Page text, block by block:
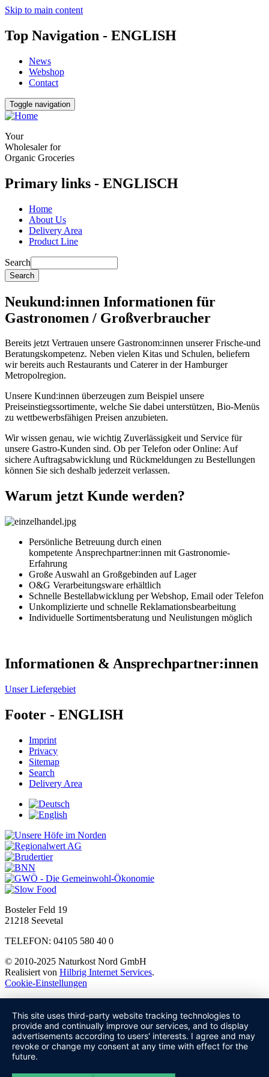
Skip to main content
Top Navigation - ENGLISH
News
Webshop
Contact
Toggle navigation
Your
Wholesaler for
Organic Groceries
Primary links - ENGLISCH
Home
About Us
Delivery Area
Product Line
Search
Neukund:innen Informationen für
Gastronomen / Großverbraucher
Bereits jetzt Vertrauen unsere Gastronom:innen unserer Frische-und
Beratungskompetenz. Neben vielen Kitas und Schulen, beliefern
wir bereits auch Restaurants und Caterer in der Hamburger
Metropolregion.
Unsere Kund:innen überzeugen zum Beispiel unsere
Preiseinstiegssortimente, welche Sie dabei unterstützen, Bio-Menüs
zu wettbewerbsfähigen Preisen anzubieten.
Wir wissen genau, wie wichtig Zuverlässigkeit und Service für
unsere Gastro-Kunden sind. Ob per Telefon oder Online: Auf
sichere Auftragsabwicklung und Rückmeldungen zu Bestellungen
können Sie sich deshalb jederzeit verlassen.
Warum jetzt Kunde werden?
Persönliche Betreuung durch einen
kompetente Ansprechpartner:innen mit Gastronomie-
Erfahrung
Große Auswahl an Großgebinden auf Lager
O&G Verarbeitungsware erhältlich
Schnelle Bestellabwicklung per Webshop, Email oder Telefon
Unkomplizierte und schnelle Reklamationsbearbeitung
Individuelle Sortimentsberatung und Neulistungen möglich
Informationen & Ansprechpartner:innen
Unser Liefergebiet
Footer - ENGLISH
Imprint
Privacy
Sitemap
Search
Delivery Area
Bosteler Feld 19
21218 Seevetal
TELEFON: 04105 580 40 0
© 2010-2025 Naturkost Nord GmbH
Realisiert von Hilbrig Internet Services.
Cookie-Einstellungen
This site uses third-party website tracking technologies to
provide and continually improve our services, and to display
advertisements according to users' interests. I agree and may
revoke or change my consent at any time with effect for the
future.